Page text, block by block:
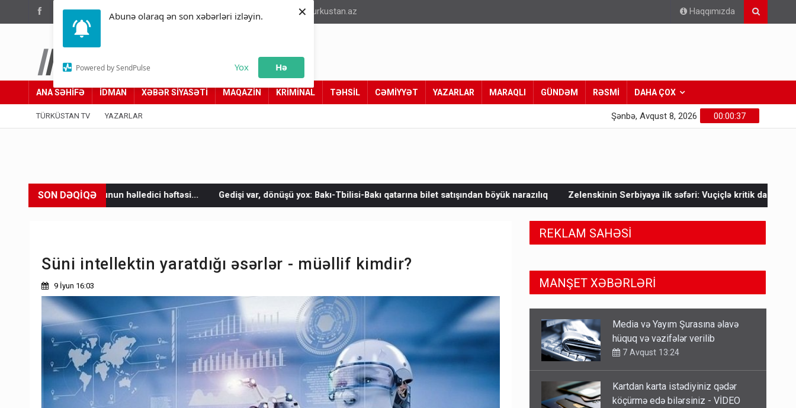
Abunə olaraq ən son xəbərləri izləyin.
Powered by SendPulse Yox Hə
×
(012) 449 94 05 info@turkustan.az Haqqımızda
Türküstan.az
Adımız yolumuzdur
ANA SƏHİFƏ İDMAN XƏBƏR SİYASƏTİ MAQAZİN KRİMİNAL TƏHSİL CƏMİYYƏT YAZARLAR MARAQLI GÜNDƏM RƏSMİ DAHA ÇOX
TÜRKÜSTAN TV YAZARLAR 00:00:39
Şənbə, Avqust 8, 2026
SON DƏQİQƏ
həlledici həftəsi... Gedişi var, dönüşü yox: Bakı-Tbilisi-Bakı qatarına bilet satışından böyük narazılıq Zelenskinin Serbiyaya ilk səfəri: Vuçiçlə kritik danışıqlar Mask Ukraynaya
Süni intellektin yaratdığı əsərlər - müəllif kimdir?
9 İyun 16:03
REKLAM SAHƏSİ
MANŞET XƏBƏRLƏRİ
Kartdan karta istədiyiniz qədər
köçürmə edə bilərsiniz - VİDEO
7 Avqust 11:06
Tərtərdəki hadisənin sirri açıldı:
Ər-arvadı yandırıb 15 min manatı